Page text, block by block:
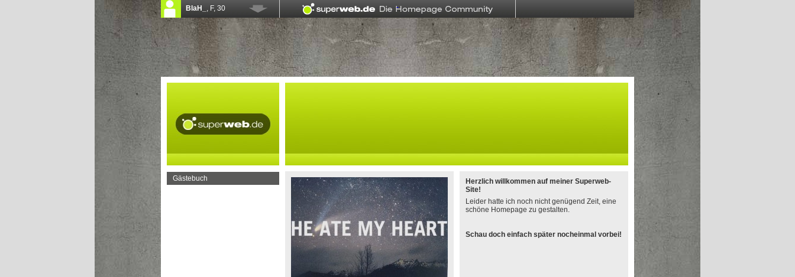
Gästebuch
Herzlich willkommen auf meiner Superweb-
Site!
Leider hatte ich noch nicht genügend Zeit, eine
schöne Homepage zu gestalten.
Schau doch einfach später nocheinmal vorbei!